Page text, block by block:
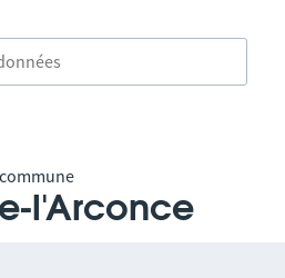
commune
l'Arconce